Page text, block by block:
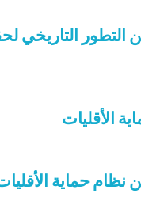
التطور التاريخي
الأقليات
نظام حماية